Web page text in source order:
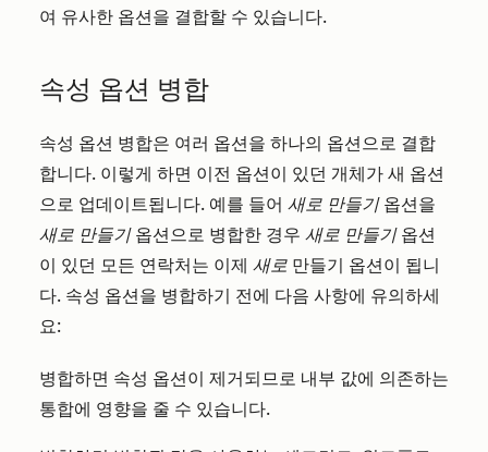
여 유사한 옵션을 결합할 수 있습니다.
속성 옵션 병합
속성 옵션 병합은 여러 옵션을 하나의 옵션으로 결합
합니다. 이렇게 하면 이전 옵션이 있던 개체가 새 옵션
으로 업데이트됩니다. 예를 들어 새로 만들기옵션을
새로 만들기옵션으로 병합한 경우 새로 만들기옵션
이 있던 모든 연락처는 이제 새로 만들기 옵션이 됩니
다. 속성 옵션을 병합하기 전에 다음 사항에 유의하세
요:
병합하면 속성 옵션이 제거되므로 내부 값에 의존하는
통합에 영향을 줄 수 있습니다.